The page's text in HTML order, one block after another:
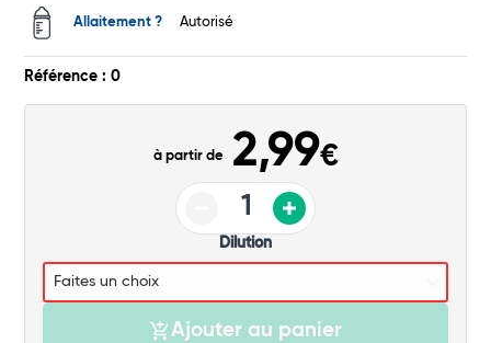
Allaitement ? Autorisé
Référence : 0
à partir de 2,99€
Dilution
Ajouter au panier